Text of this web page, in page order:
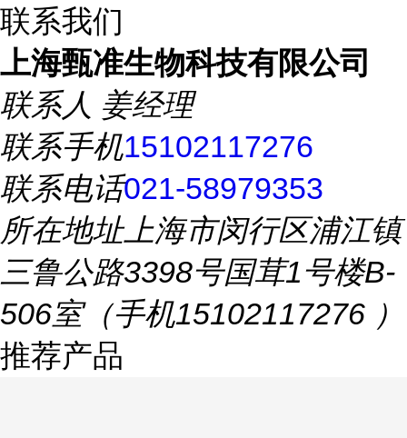
联系我们
上海甄准生物科技有限公司
联系人 姜经理
联系手机15102117276
联系电话021-58979353
所在地址上海市闵行区浦江镇
三鲁公路3398号国茸1号楼B-
506室（手机15102117276 ）
推荐产品